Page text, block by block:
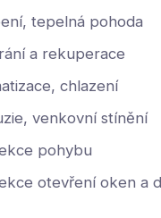
tepelná pohoda
a rekuperace
chlazení
venkovní stínění
pohybu
otevření oken a